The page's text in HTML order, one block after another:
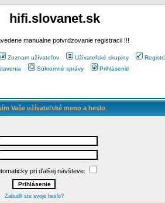
hifi.slovanet.sk
manualne potvrdzovanie registracii !!!
Zoznam užívateľov Užívateľské skupiny
Súkromné správy Prihlásenie
Vaše užívateľské meno a heslo
pri ďalšej návšteve:
Zabudli ste svoje heslo?